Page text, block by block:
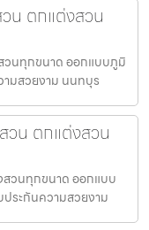
น ตกแต่งสวน
วนทุกขนาด ออกแบบภูมิ
มสวยงาม นนทบุร
วน ตกแต่งสวน
วนทุกขนาด ออกแบบ
ระกันความสวยงาม